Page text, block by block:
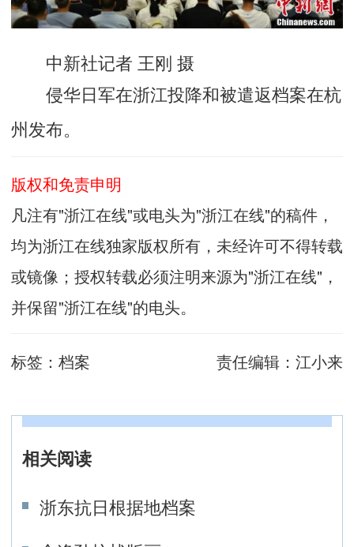
中新社记者 王刚 摄
侵华日军在浙江投降和被遣返档案在杭
州发布。
版权和免责申明
凡注有"浙江在线"或电头为"浙江在线"的稿件，
均为浙江在线独家版权所有，未经许可不得转载
或镜像；授权转载必须注明来源为"浙江在线"，
并保留"浙江在线"的电头。
标签： 档案 责任编辑： 江小来
相关阅读
浙东抗日根据地档案